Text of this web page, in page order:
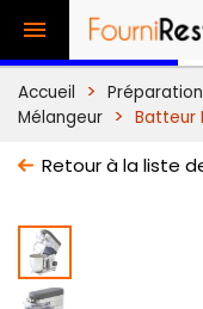

Accueil Préparation
Mélangeur
Batteur
Retour à la liste